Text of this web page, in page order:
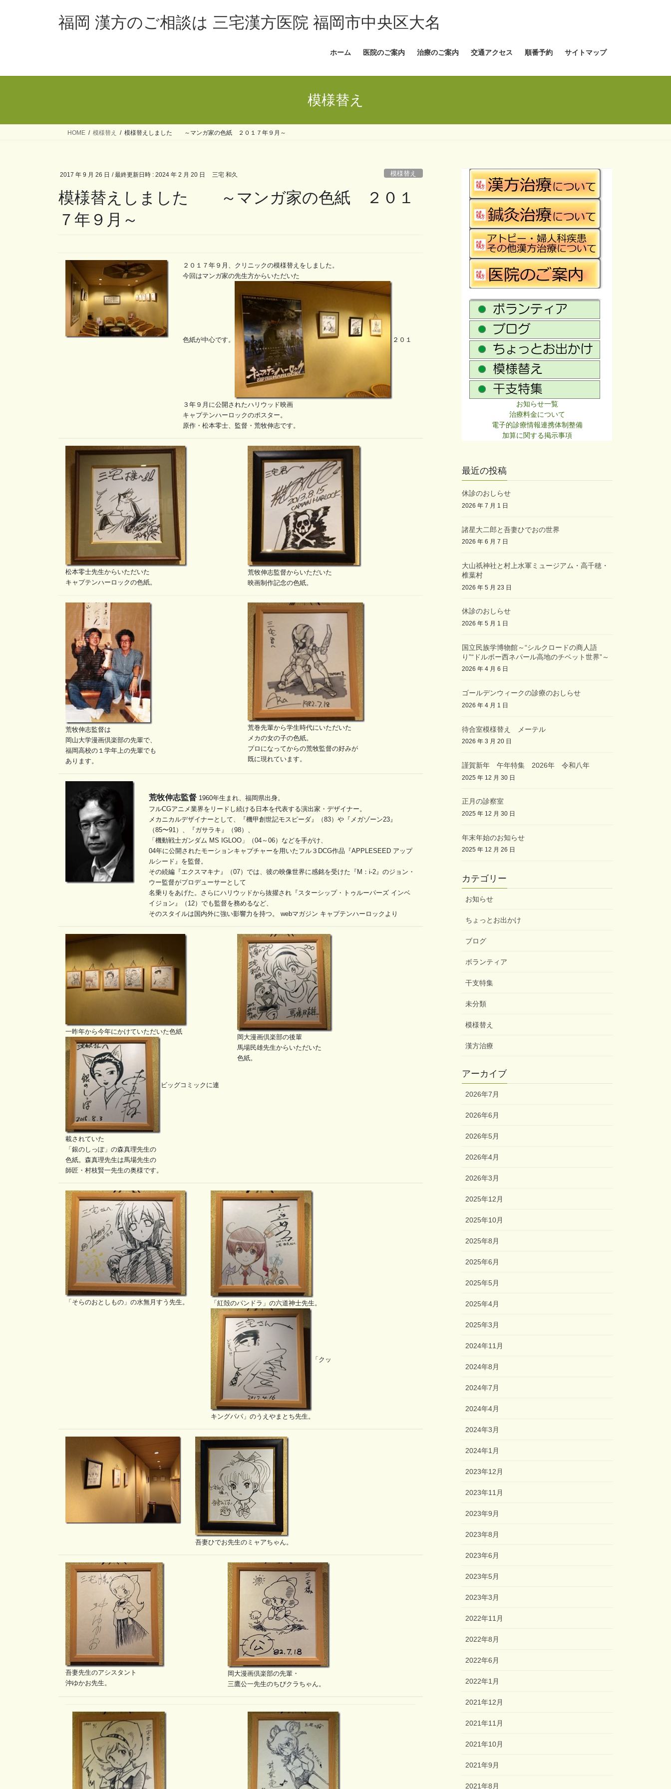
ス
ン
福岡 漢方のご相談は 三宅漢方医院 福岡市中央区大名
ホーム 医院のご案内 治療のご案内 交通アクセス 順番予約 サイトマップ
模様替え
HOME 模様替え 模様替えしました ～マンガ家の色紙 ２０１７年９月～
2017 年 9 月 26 日 / 最終更新日時 : 2024 年 2 月 20 日 三宅 和久 模様替え
模様替えしました ～マンガ家の色紙 ２０１
７年９月～
２０１７年９月、クリニックの模様替えをしました。
今回はマンガ家の先生方からいただいた
色紙が中心です。 ２０１
３年９月に公開されたハリウッド映画
キャプテンハーロックのポスター。
原作・松本零士、監督・荒牧伸志です。
松本零士先生からいただいた
キャプテンハーロックの色紙。
荒牧伸志監督からいただいた
映画制作記念の色紙。
荒牧伸志監督は
岡山大学漫画倶楽部の先輩で、
福岡高校の１学年上の先輩でも
あります。
荒巻先輩から学生時代にいただいた
メカの女の子の色紙。
プロになってからの荒牧監督の好みが
既に現れています。
荒牧伸志監督 1960年生まれ、福岡県出身。
フルCGアニメ業界をリードし続ける日本を代表する演出家・デザイナー。
メカニカルデザイナーとして、『機甲創世記モスピーダ』（83）や『メガゾーン23』
（85〜91）、『ガサラキ』（98）、
「機動戦士ガンダム MS IGLOO」（04～06）などを手がけ、
04年に公開されたモーションキャプチャーを用いたフル３DCG作品『APPLESEED アップ
ルシード』を監督。
その続編『エクスマキナ』（07）では、彼の映像世界に感銘を受けた『M：i-2』のジョン・
ウー監督がプロデューサーとして
名乗りをあげた。さらにハリウッドから抜擢され『スターシップ・トゥルーパーズ インベ
イジョン』（12）でも監督を務めるなど、
そのスタイルは国内外に強い影響力を持つ。 webマガジン キャプテンハーロックより
一昨年から今年にかけていただいた色紙
ビッグコミックに連
載されていた
「銀のしっぽ」の森真理先生の
色紙。森真理先生は馬場先生の
師匠・村枝賢一先生の奥様です。
岡大漫画倶楽部の後輩
馬場民雄先生からいただいた
色紙。
「そらのおとしもの」の水無月すう先生。 「紅殻のパンドラ」の六道神士先生。
「クッ
キングパパ」のうえやまとち先生。
吾妻ひでお先生のミャアちゃん。
吾妻先生のアシスタント
沖ゆかお先生。
岡大漫画倶楽部の先輩・
三鷹公一先生のちびクラちゃん。
お知らせ一覧
治療料金について
電子的診療情報連携体制整備
加算に関する掲示事項
最近の投稿
休診のおしらせ
2026 年 7 月 1 日
諸星大二郎と吾妻ひでおの世界
2026 年 6 月 7 日
大山祇神社と村上水軍ミュージアム・高千穂・
椎葉村
2026 年 5 月 23 日
休診のおしらせ
2026 年 5 月 1 日
国立民族学博物館～“シルクロードの商人語
り”“ドルポー西ネパール高地のチベット世界”～
2026 年 4 月 6 日
ゴールデンウィークの診療のおしらせ
2026 年 4 月 1 日
待合室模様替え メーテル
2026 年 3 月 20 日
謹賀新年 午年特集 2026年 令和八年
2025 年 12 月 30 日
正月の診察室
2025 年 12 月 30 日
年末年始のお知らせ
2025 年 12 月 26 日
カテゴリー
お知らせ
ちょっとお出かけ
ブログ
ボランティア
干支特集
未分類
模様替え
漢方治療
アーカイブ
2026年7月
2026年6月
2026年5月
2026年4月
2026年3月
2025年12月
2025年10月
2025年8月
2025年6月
2025年5月
2025年4月
2025年3月
2024年11月
2024年8月
2024年7月
2024年4月
2024年3月
2024年1月
2023年12月
2023年11月
2023年9月
2023年8月
2023年6月
2023年5月
2023年3月
2022年11月
2022年8月
2022年6月
2022年1月
2021年12月
2021年11月
2021年10月
2021年9月
2021年8月